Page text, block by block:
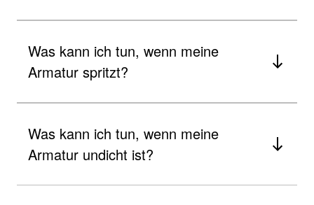
Was kann ich tun, wenn meine
Armatur spritzt?
Was kann ich tun, wenn meine
Armatur undicht ist?